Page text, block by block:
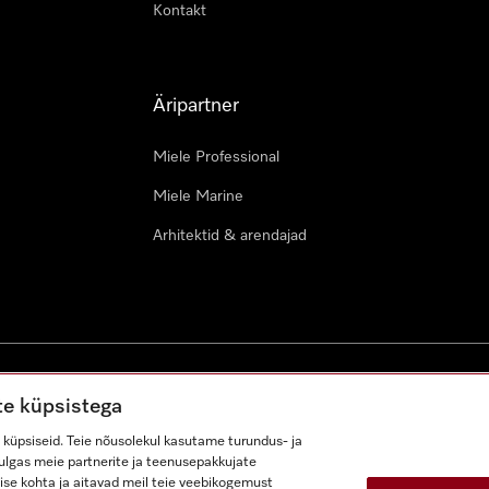
Kontakt
Äripartner
Miele Professional
Miele Marine
Arhitektid & arendajad
küpsistega
Teie nõusolekul kasutame turundus- ja
meie partnerite ja teenusepakkujate
kohta ja aitavad meil teie veebikogemust